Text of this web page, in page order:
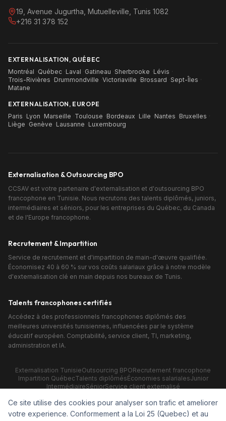
19, Avenue Jugurtha, Mutuelleville, Tunis 1082
+216 31 378 152
EXTERNALISATION, QUÉBEC
Montréal ·Québec ·Laval ·Gatineau ·Sherbrooke ·Lévis ·
Trois-Rivières ·Drummondville ·Victoriaville ·Brossard ·Sept-Îles ·
Matane
EXTERNALISATION, EUROPE
Paris ·Lyon ·Marseille ·Toulouse ·Bordeaux ·Lille ·Nantes ·Bruxelles ·
Liège ·Genève ·Lausanne ·Luxembourg
Externalisation & Outsourcing BPO
CCSAV est votre partenaire d'externalisation et d'outsourcing BPO
francophone en Tunisie. Nous recrutons des talents diplômés, juniors,
intermédiaires et séniors, pour les entreprises du Québec, du Canada
et de l'Europe francophone.
Recrutement & Impartition
Service de recrutement et d'impartition de main-d'œuvre qualifiée.
Économisez 40 à 60 % sur vos coûts salariaux grâce à notre modèle
d'externalisation clé en main depuis nos bureaux de Tunis.
Talents francophones certifiés
Accédez à des professionnels francophones diplômés des
meilleures universités tunisiennes, influencées par le système
éducatif européen. Comptabilité, service client, TI, marketing,
administration et IA.
Externalisation TunisieOutsourcing BPORecrutement francophone
Impartition QuébecTalents diplômésÉconomies salarialesJunior
IntermédiaireSéniorService client externalisé
Marketing digital BPOIA & AutomatisationNo-codeAdjoint virtuel
© 2026CCSAV, Centre Canadien de Services d'Agents Virtuels, une
Ce site utilise des cookies pour analyser son trafic et ameliorer
votre experience. Conformement a la Loi 25 (Quebec) et au